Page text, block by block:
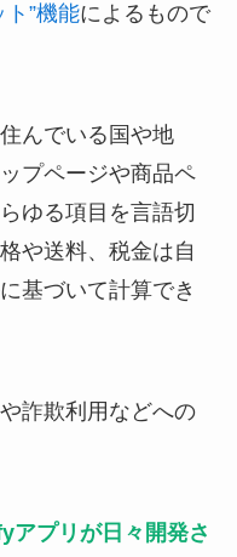
”機能によるもので
んでいる国や地
プページや商品ペ
ゆる項目を言語切
や送料、税金は自
基づいて計算でき
詐欺利用などへの
プリが日々開発さ